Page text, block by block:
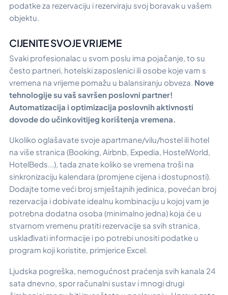
podatke za rezervaciju i rezerviraju svoj boravak u vašem
objektu.
CIJENITE SVOJE VRIJEME
Svaki profesionalac u svom poslu ima pojačanje, to su
često partneri, hotelski zaposlenici ili osobe koje vam s
vremena na vrijeme pomažu u balansiranju obveza. Nove
tehnologije su vaš savršen poslovni partner!
Automatizacija i optimizacija poslovnih aktivnosti
dovode do učinkovitijeg korištenja vremena.
Ukoliko oglašavate svoje apartmane/vilu/hostel ili hotel
na više stranica (Booking, Airbnb, Expedia, HostelWorld,
HotelBeds...), tada znate koliko se vremena troši na
sinkronizaciju kalendara (promjene cijena i dostupnosti).
Dodajte tome veći broj smještajnih jedinica, povećan broj
rezervacija i dobivate idealnu kombinaciju u kojoj vam je
potrebna dodatna osoba (minimalno jedna) koja će u
stvarnom vremenu pratiti rezervacije sa svih stranica,
usklađivati informacije i po potrebi unositi podatke u
program koji koristite, primjerice Excel.
Ljudska pogreška, nemogućnost praćenja svih kanala 24
sata dnevno, spor računalni sustav i mnogi drugi